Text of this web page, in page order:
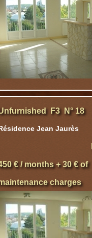
F3 N° 18
Jean Jaurès
€ / months + 30 € of
charges